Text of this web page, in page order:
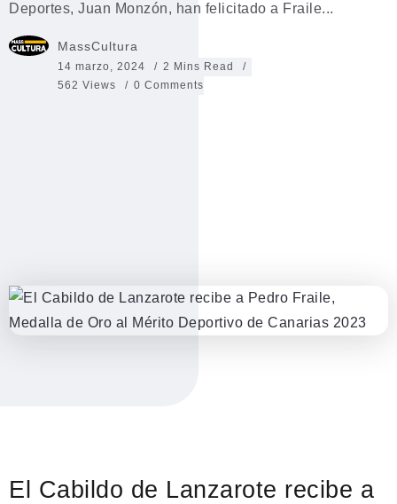
Deportes, Juan Monzón, han felicitado a Fraile...
MassCultura
14 marzo, 2024
2 Mins Read
562 Views
0 Comments
El Cabildo de Lanzarote recibe a